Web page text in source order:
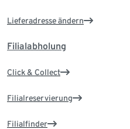
Lieferadresse ändern
Filialabholung
Click & Collect
Filialreservierung
Filialfinder